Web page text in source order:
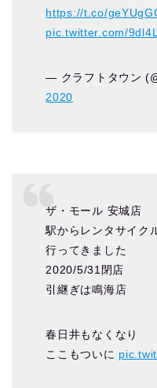
https://t.co/
pic.twitter.com/
— クラフトタウン
2020
ザ・モール 安城店
駅からレンタサイク
行ってきました
2020/5/31閉店
引継ぎは鳴海店
春日井もなくなり
ここもついに